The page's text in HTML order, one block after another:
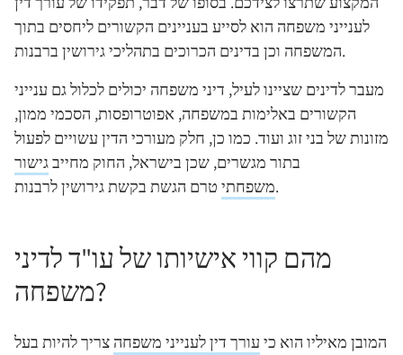
לענייני משפחה הוא לסייע בעניינים הקשורים ליחסים בתוך
המשפחה וכן בדינים הכרוכים בתהליכי גירושין ברבנות.
מעבר לדינים שציינו לעיל, דיני משפחה יכולים לכלול גם ענייני
הקשורים באלימות במשפחה, אפוטרופסות, הסכמי ממון,
מזונות של בני זוג ועוד. כמו כן, חלק מעורכי הדין עשויים לפעול
בתור מגשרים, שכן בישראל, החוק מחייבגישור
משפחתיטרם הגשת בקשת גירושין לרבנות.
מהם קווי אישיותו של עו"ד לדיני
משפחה?
המובן מאיליו הוא כי עורך דין לענייני משפחה צריך להיות בעל